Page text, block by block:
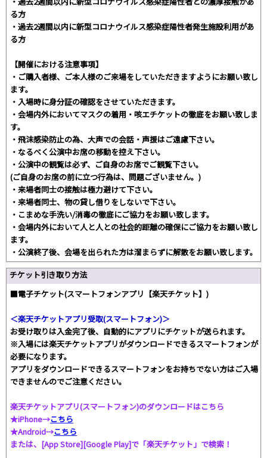
る方
・過去2週間以内に新型コロナウイルス感染症陽性者発生施設利用があ
る方
【開催における注意事項】
・ご購入者様、ご本人様のご来場をしていただきますようにお願い致し
ます。
・入場時に身分証の確認をさせていただきます。
・会場内外においてマスクの着用・咳エチケットの徹底をお願い致しま
す。
・飛沫感染防止の為、大声での会話・声援はご遠慮下さい。
・なるべく公演中お席の移動を控え下さい。
・公演中の観覧は必ず、ご自身のお席でご観覧下さい。
(ご自身のお席の前に立つ行為は、問題ございません。)
・来場者同士の接触は極力避けて下さい。
・来場者同士、物の貸し借りをしないで下さい。
・こまめな手洗い/消毒の徹底にご協力をお願い致します。
・会場内外において人と人との社会的距離の確保にご協力をお願い致し
ます。
・公演終了後、会場を出られた方は溜まらずに解散をお願い致します。
チケット引き取り方法
■電子チケット(スマートフォンアプリ【楽天チケット】)
＜楽天チケットアプリ受取(スマートフォン)＞
お受け取りは入金完了後、自動的にアプリにチケットが送られます。
※入場には楽天チケットアプリがダウンロードできるスマートフォンが
必要になります。
アプリをダウンロードできるスマートフォンをお持ちでない方はご入場
できませんのでご注意ください。
楽天チケットアプリ(スマートフォン)のダウンロードはこちら
★iPhone→こちら
★Android→こちら
または、[App Store][Google Play]で「楽天チケット」で検索！